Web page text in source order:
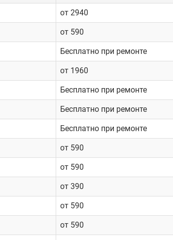
от 2940
от 590
Бесплатно при ремонте
от 1960
Бесплатно при ремонте
Бесплатно при ремонте
Бесплатно при ремонте
от 590
от 590
от 390
от 590
от 590